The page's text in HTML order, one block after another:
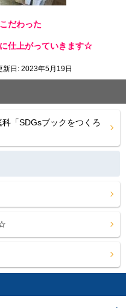
だわった
仕上がっていきます☆
新日: 2023年5月19日
「SDGsブックをつくろ